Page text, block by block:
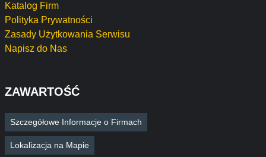
Katalog Firm
Polityka Prywatności
Zasady Użytkowania Serwisu
Napisz do Nas
ZAWARTOŚĆ
Szczegółowe Informacje o Firmach
Lokalizacja na Mapie